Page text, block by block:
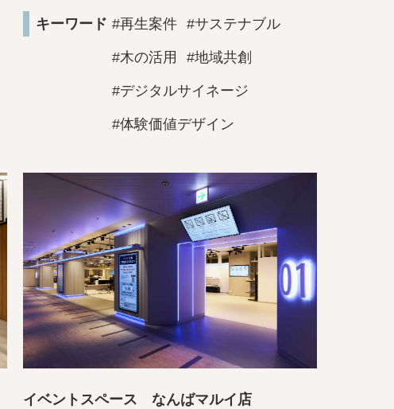
キーワード #再生案件 #サステナブル
#木の活用 #地域共創
#デジタルサイネージ
#体験価値デザイン
イベントスペース なんばマルイ店